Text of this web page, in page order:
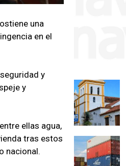
una
en el
y
y
ellas agua,
tras estos
nacional.